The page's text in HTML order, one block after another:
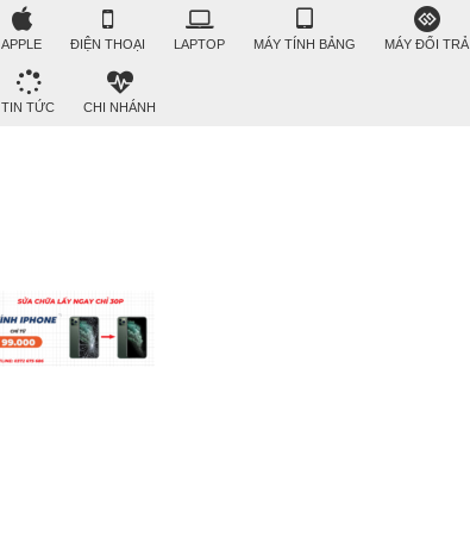
APPLE ĐIỆN THOẠI LAPTOP MÁY TÍNH BẢNG MÁY ĐỔI TRẢ
TIN TỨC CHI NHÁNH